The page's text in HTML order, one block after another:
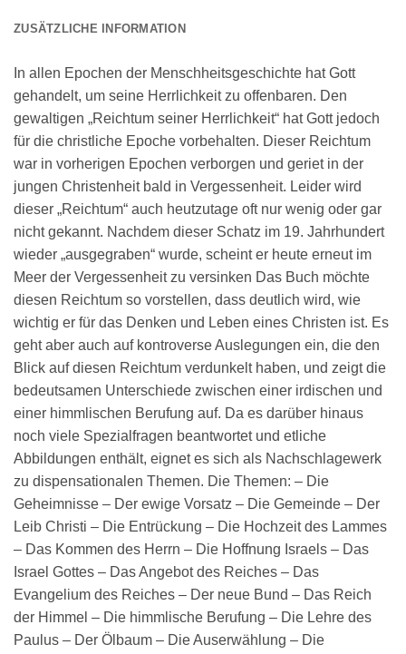
ZUSÄTZLICHE INFORMATION
In allen Epochen der Menschheitsgeschichte hat Gott
gehandelt, um seine Herrlichkeit zu offenbaren. Den
gewaltigen „Reichtum seiner Herrlichkeit“ hat Gott jedoch
für die christliche Epoche vorbehalten. Dieser Reichtum
war in vorherigen Epochen verborgen und geriet in der
jungen Christenheit bald in Vergessenheit. Leider wird
dieser „Reichtum“ auch heutzutage oft nur wenig oder gar
nicht gekannt. Nachdem dieser Schatz im 19. Jahrhundert
wieder „ausgegraben“ wurde, scheint er heute erneut im
Meer der Vergessenheit zu versinken Das Buch möchte
diesen Reichtum so vorstellen, dass deutlich wird, wie
wichtig er für das Denken und Leben eines Christen ist. Es
geht aber auch auf kontroverse Auslegungen ein, die den
Blick auf diesen Reichtum verdunkelt haben, und zeigt die
bedeutsamen Unterschiede zwischen einer irdischen und
einer himmlischen Berufung auf. Da es darüber hinaus
noch viele Spezialfragen beantwortet und etliche
Abbildungen enthält, eignet es sich als Nachschlagewerk
zu dispensationalen Themen. Die Themen: – Die
Geheimnisse – Der ewige Vorsatz – Die Gemeinde – Der
Leib Christi – Die Entrückung – Die Hochzeit des Lammes
– Das Kommen des Herrn – Die Hoffnung Israels – Das
Israel Gottes – Das Angebot des Reiches – Das
Evangelium des Reiches – Der neue Bund – Das Reich
der Himmel – Die himmlische Berufung – Die Lehre des
Paulus – Der Ölbaum – Die Auserwählung – Die